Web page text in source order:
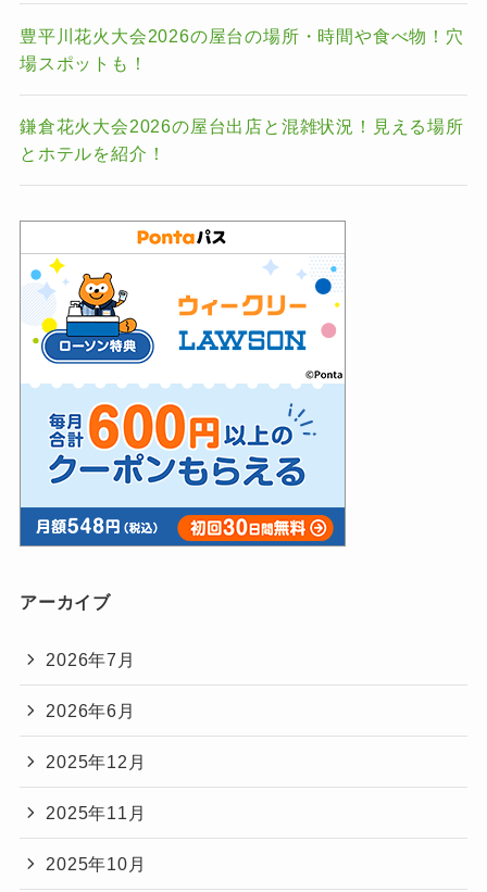
豊平川花火大会2026の屋台の場所・時間や食べ物！穴
場スポットも！
鎌倉花火大会2026の屋台出店と混雑状況！見える場所
とホテルを紹介！
アーカイブ
2026年7月
2026年6月
2025年12月
2025年11月
2025年10月